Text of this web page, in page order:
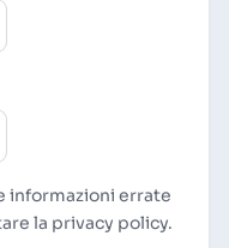
informazioni errate
la privacy policy.